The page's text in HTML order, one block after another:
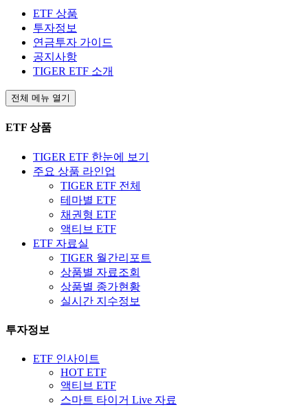
ETF 상품
투자정보
연금투자 가이드
공지사항
TIGER ETF 소개
전체 메뉴 열기
ETF 상품
TIGER ETF 한눈에 보기
주요 상품 라인업
TIGER ETF 전체
테마별 ETF
채권형 ETF
액티브 ETF
ETF 자료실
TIGER 월간리포트
상품별 자료조회
상품별 종가현황
실시간 지수정보
투자정보
ETF 인사이트
HOT ETF
액티브 ETF
스마트 타이거 Live 자료